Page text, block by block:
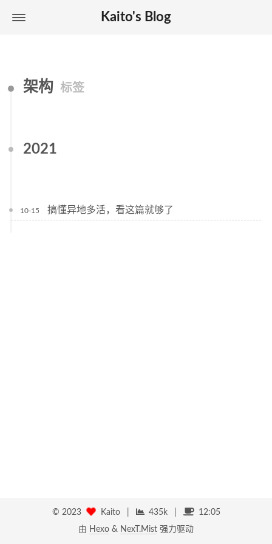
Kaito's Blog
架构 标签
2021
10-15 搞懂异地多活，看这篇就够了
© 2023 Kaito 435k
12:05
由 Hexo & NexT.Mist 强力驱动